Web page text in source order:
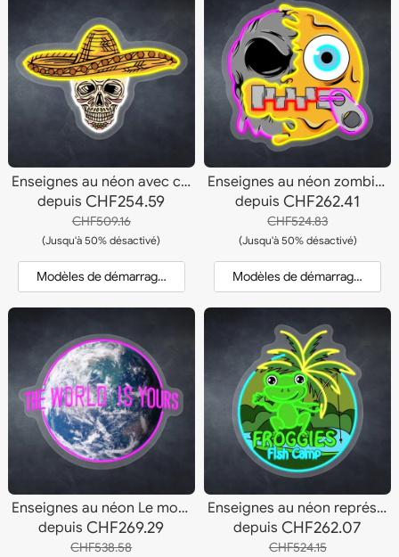
Enseignes au néon avec crâne et chapeau
depuisCHF254.59
CHF509.16
(Jusqu'à 50% désactivé)
Modèles de démarrage et devis
Enseignes au néon zombie à bouche zippée
depuisCHF262.41
CHF524.83
(Jusqu'à 50% désactivé)
Modèles de démarrage et
Enseignes au néon Le monde est à vous
depuisCHF269.29
CHF538.58
Enseignes au néon représentant de jolies grenouilles
depuisCHF262.07
CHF524.15